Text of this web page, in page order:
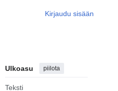
Kirjaudu sisään
Ulkoasu piilota
Teksti